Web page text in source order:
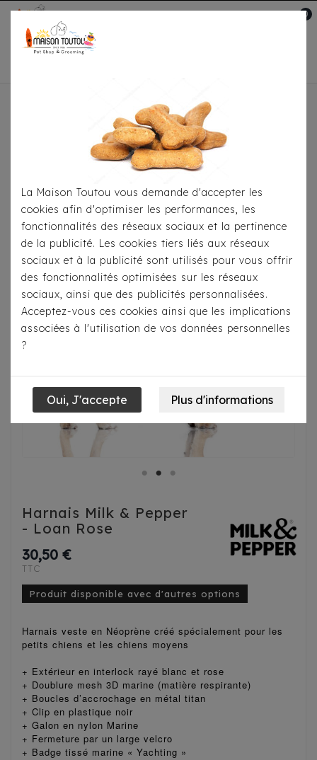
0
Pour Les Balades Harnais
Milk & Pepper - Loan Rose
Harnais Milk & Pepper
- Loan Rose
30,50 €
TTC
Produit disponible avec d'autres options
Harnais veste en Néoprène créé spécialement pour les
petits chiens et les chiens moyens
+ Extérieur en interlock rayé blanc et rose
+ Doublure mesh 3D marine (matière respirante)
+ Boucles d’accrochage en métal titan
+ Clip en plastique noir
+ Galon en nylon Marine
+ Fermeture par un large velcro
+ Badge tissé marine « Yachting »
La Maison Toutou vous demande d'accepter les
cookies afin d'optimiser les performances, les
fonctionnalités des réseaux sociaux et la pertinence
de la publicité. Les cookies tiers liés aux réseaux
sociaux et à la publicité sont utilisés pour vous offrir
des fonctionnalités optimisées sur les réseaux
sociaux, ainsi que des publicités personnalisées.
Acceptez-vous ces cookies ainsi que les implications
associées à l'utilisation de vos données personnelles
?